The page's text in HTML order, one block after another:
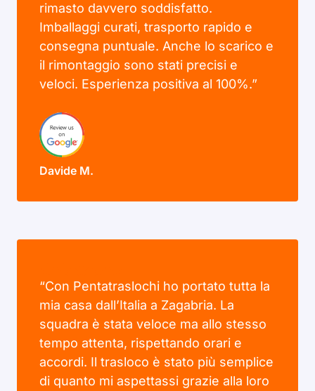
rimasto davvero soddisfatto.
Imballaggi curati, trasporto rapido e
consegna puntuale. Anche lo scarico e
il rimontaggio sono stati precisi e
veloci. Esperienza positiva al 100%.”
Davide M.
“Con Pentatraslochi ho portato tutta la
mia casa dall’Italia a Zagabria. La
squadra è stata veloce ma allo stesso
tempo attenta, rispettando orari e
accordi. Il trasloco è stato più semplice
di quanto mi aspettassi grazie alla loro